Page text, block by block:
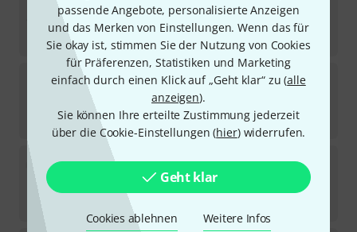
passende Angebote, personalisierte Anzeigen
und das Merken von Einstellungen. Wenn das für
Sie okay ist, stimmen Sie der Nutzung von Cookies
für Präferenzen, Statistiken und Marketing
einfach durch einen Klick auf „Geht klar“ zu (alle
anzeigen).
Sie können Ihre erteilte Zustimmung jederzeit
über die Cookie-Einstellungen (hier) widerrufen.
Geht klar
Cookies ablehnen Weitere Infos
Auf Anfrage
209 €
Sonor 10"x08" Vintage Series Black
Sofort lieferbar
619 €
Sonor
€